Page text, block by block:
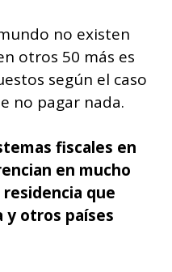
no existen
otros 50 más es
según el caso
no pagar nada.
fiscales en
en mucho
que
y otros países